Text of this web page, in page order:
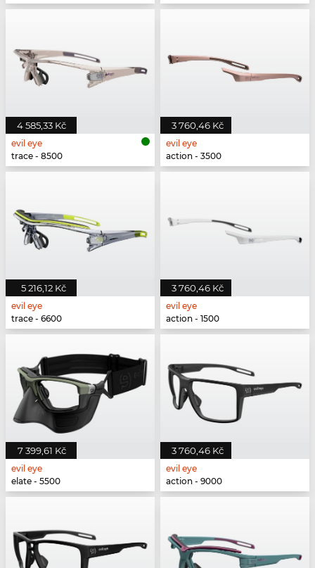
4 585,33 Kč
evil eye
trace - 8500
3 760,46 Kč
evil eye
action - 3500
5 216,12 Kč
evil eye
trace - 6600
3 760,46 Kč
evil eye
action - 1500
7 399,61 Kč
evil eye
elate - 5500
3 760,46 Kč
evil eye
action - 9000